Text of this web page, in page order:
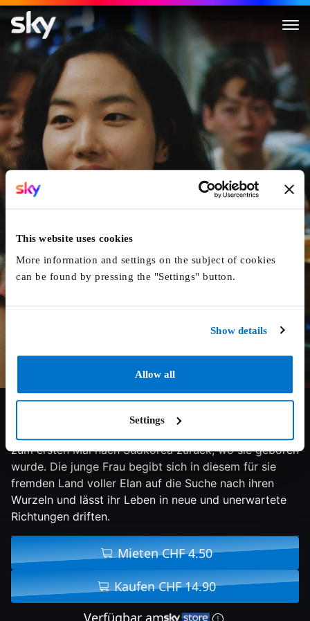
This website uses cookies
More information and settings on the subject of cookies
can be found by pressing the "Settings" button.
Show details
Allow all
Settings
Return to Seoul
6.2/10 2022 114 min Drama
zum ersten Mal nach Südkorea zurück, wo sie geboren
wurde. Die junge Frau begibt sich in diesem für sie
fremden Land voller Elan auf die Suche nach ihren
Wurzeln und lässt ihr Leben in neue und unerwartete
Richtungen driften.
Mieten CHF 4.50
Kaufen CHF 14.90
Verfügbar am